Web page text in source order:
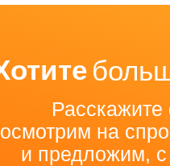
Расскажите
на
и предложим, с